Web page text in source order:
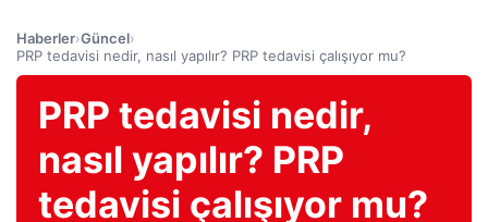
Haberler›Güncel›
PRP tedavisi nedir, nasıl yapılır? PRP tedavisi çalışıyor mu?
PRP tedavisi nedir,
nasıl yapılır? PRP
tedavisi çalışıyor mu?